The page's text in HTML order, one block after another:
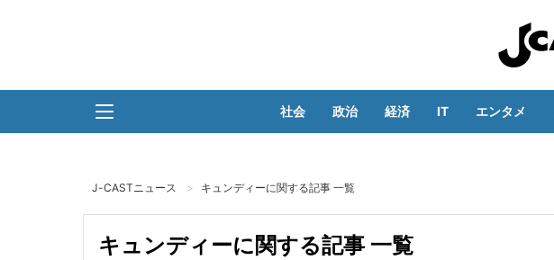
社会 政治 経済 IT エンタメ
J-CASTニュース キュンディーに関する記事 一覧
キュンディーに関する記事 一覧